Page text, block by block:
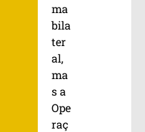
ma
bila
ter
al,
ma
s a
Ope
raç